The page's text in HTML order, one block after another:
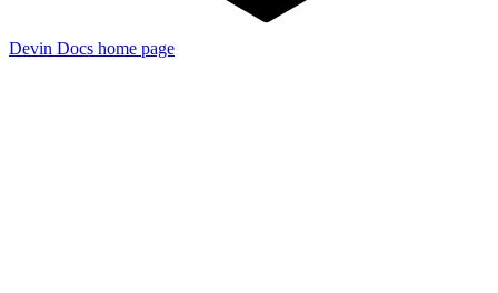
Devin Docs home page